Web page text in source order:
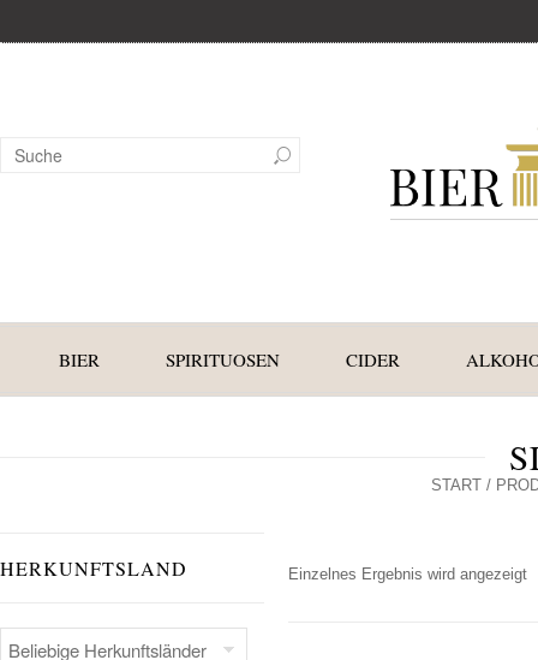
BIER SPIRITUOSEN CIDER
START /
HERKUNFTSLAND Einzelnes Ergebnis wird angezeigt